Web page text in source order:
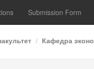
Submission Form
Кафедра